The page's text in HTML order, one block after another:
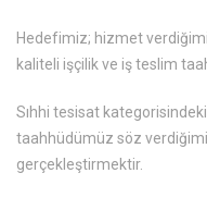
Hedefimiz; hizmet
kaliteli işçilik ve iş teslim
Sıhhi tesisat
taahhüdümüz söz
gerçekleştirmektir.